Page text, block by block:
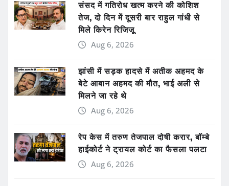
संसद में गतिरोध खत्म करने की कोशिश
तेज, दो दिन में दूसरी बार राहुल गांधी से
मिले किरेन रिजिजू
Aug 6, 2026
झांसी में सड़क हादसे में अतीक अहमद के
बेटे आबान अहमद की मौत, भाई अली से
मिलने जा रहे थे
Aug 6, 2026
रेप केस में तरुण तेजपाल दोषी करार, बॉम्बे
हाईकोर्ट ने ट्रायल कोर्ट का फैसला पलटा
Aug 6, 2026